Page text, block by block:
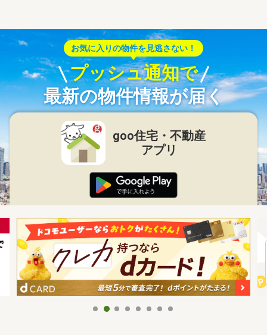
お気に入りの物件を見逃さない！
プッシュ通知で
最新の物件情報が届く
goo住宅・不動産
アプリ